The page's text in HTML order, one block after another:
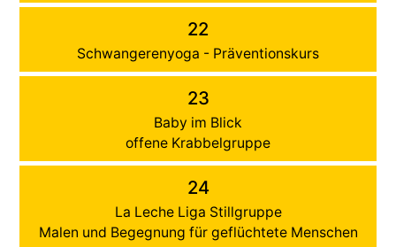
22
Schwangerenyoga - Präventionskurs
23
Baby im Blick
offene Krabbelgruppe
24
La Leche Liga Stillgruppe
Malen und Begegnung für geflüchtete Menschen